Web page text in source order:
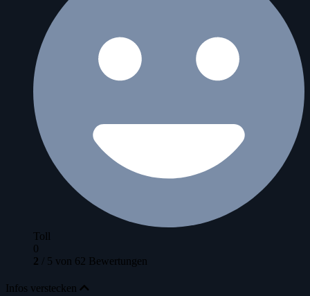
Toll
0
2 / 5 von 62 Bewertungen
Infos verstecken